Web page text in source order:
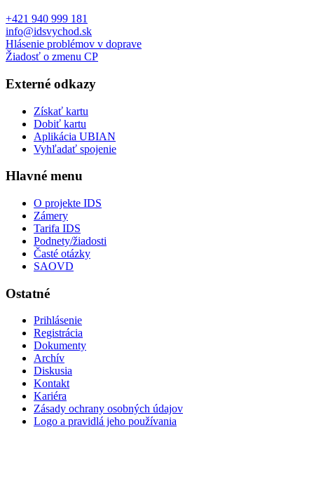
+421 940 999 181
info@idsvychod.sk
Hlásenie problémov v doprave
Žiadosť o zmenu CP
Externé odkazy
Získať kartu
Dobiť kartu
Aplikácia UBIAN
Vyhľadať spojenie
Hlavné menu
O projekte IDS
Zámery
Tarifa IDS
Podnety/žiadosti
Časté otázky
SAOVD
Ostatné
Prihlásenie
Registrácia
Dokumenty
Archív
Diskusia
Kontakt
Kariéra
Zásady ochrany osobných údajov
Logo a pravidlá jeho používania